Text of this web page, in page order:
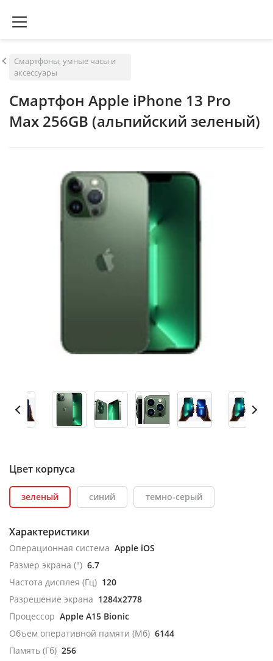
Смартфоны, умные часы и
аксессуары
Смартфон Apple iPhone 13 Pro
Max 256GB (альпийский зеленый)
Цвет корпуса
зеленый синий темно-серый
Характеристики
Операционная система Apple iOS
Размер экрана (") 6.7
Частота дисплея (Гц) 120
Разрешение экрана 1284x2778
Процессор Apple A15 Bionic
Объем оперативной памяти (Мб) 6144
Память (Гб) 256